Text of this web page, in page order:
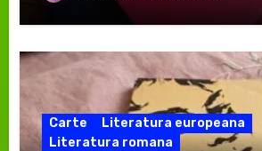
Carte
Literatura europeana
Literatura romana